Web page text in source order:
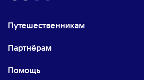
Путешественникам
Партнёрам
Помощь